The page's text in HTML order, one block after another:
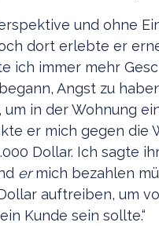
und ohne
dort erlebte er
ich immer mehr
Angst zu
in der Wohnung
er mich gegen die
Dollar. Ich sagte
ermich bezahlen
auftreiben, um
Kunde sein sollte.“